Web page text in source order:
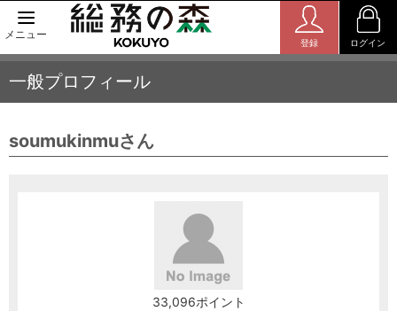
メニュー
登録 ログイン
一般プロフィール
soumukinmuさん
33,096ポイント